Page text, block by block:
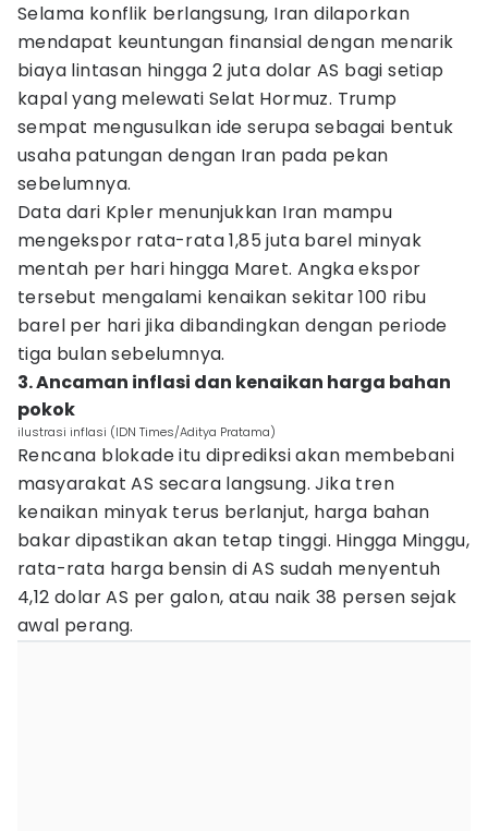
Selama konflik berlangsung, Iran dilaporkan
mendapat keuntungan finansial dengan menarik
biaya lintasan hingga 2 juta dolar AS bagi setiap
kapal yang melewati Selat Hormuz. Trump
sempat mengusulkan ide serupa sebagai bentuk
usaha patungan dengan Iran pada pekan
sebelumnya.
Data dari Kpler menunjukkan Iran mampu
mengekspor rata-rata 1,85 juta barel minyak
mentah per hari hingga Maret. Angka ekspor
tersebut mengalami kenaikan sekitar 100 ribu
barel per hari jika dibandingkan dengan periode
tiga bulan sebelumnya.
3. Ancaman inflasi dan kenaikan harga bahan
pokok
ilustrasi inflasi (IDN Times/Aditya Pratama)
Rencana blokade itu diprediksi akan membebani
masyarakat AS secara langsung. Jika tren
kenaikan minyak terus berlanjut, harga bahan
bakar dipastikan akan tetap tinggi. Hingga Minggu,
rata-rata harga bensin di AS sudah menyentuh
4,12 dolar AS per galon, atau naik 38 persen sejak
awal perang.